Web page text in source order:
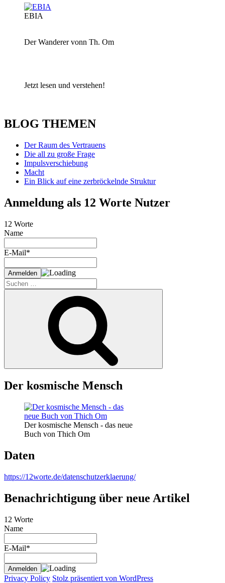
EBIA
Der Wanderer vonn Th. Om
Jetzt lesen und verstehen!
BLOG THEMEN
Der Raum des Vertrauens
Die all zu große Frage
Impulsverschiebung
Macht
Ein Blick auf eine zerbröckelnde Struktur
Anmeldung als 12 Worte Nutzer
12 Worte
Name
E-Mail*
Suche
nach:
Der kosmische Mensch
Der kosmische Mensch - das neue
Buch von Thich Om
Daten
https://12worte.de/datenschutzerklaerung/
Benachrichtigung über neue Artikel
12 Worte
Name
E-Mail*
Privacy Policy Stolz präsentiert von WordPress